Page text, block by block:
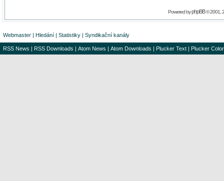
Powered byphpBB© 2001,
Webmaster | Hledání | Statistiky | Syndikační kanály
RSS News | RSS Downloads | Atom News | Atom Downloads | Plucker Text | Plucker Color